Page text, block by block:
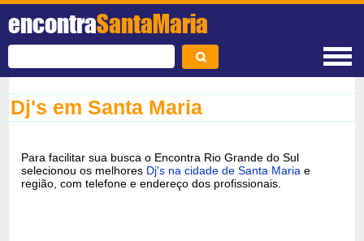
encontraSantaMaria
Dj's em Santa Maria
Para facilitar sua busca o Encontra Rio Grande do Sul
selecionou os melhores Dj's na cidade de Santa Maria e
região, com telefone e endereço dos profissionais.